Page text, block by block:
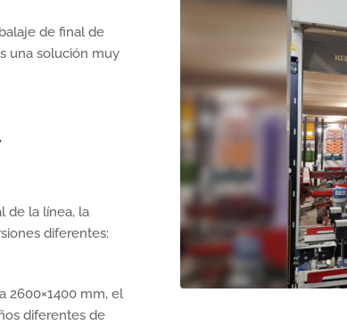
de final de
una solución muy
de la línea, la
diferentes:
2600×1400 mm, el
diferentes de